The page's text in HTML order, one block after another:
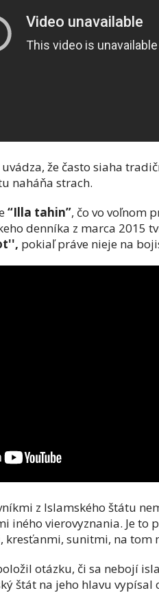
že často siaha
naháňa strach.
“Illa tahin”, čo vo voľnom
denníka z marca 2015
pokiaľ práve nieje na
z Islamského štátu
iného vierovyznania. Je to
kresťanmi, sunitmi, na tom
otázku, či sa nebojí
štát na jeho hlavu vypísal